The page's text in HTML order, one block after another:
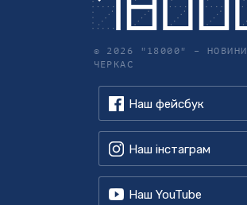
© 2026 "18000" – НОВИНИ
ЧЕРКАС
Наш фейсбук
Наш інстаграм
Наш YouTube